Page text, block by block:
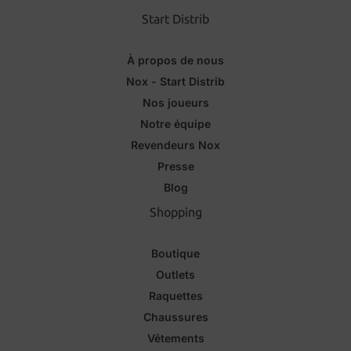
Start Distrib
À propos de nous
Nox - Start Distrib
Nos joueurs
Notre équipe
Revendeurs Nox
Presse
Blog
Shopping
Boutique
Outlets
Raquettes
Chaussures
Vêtements